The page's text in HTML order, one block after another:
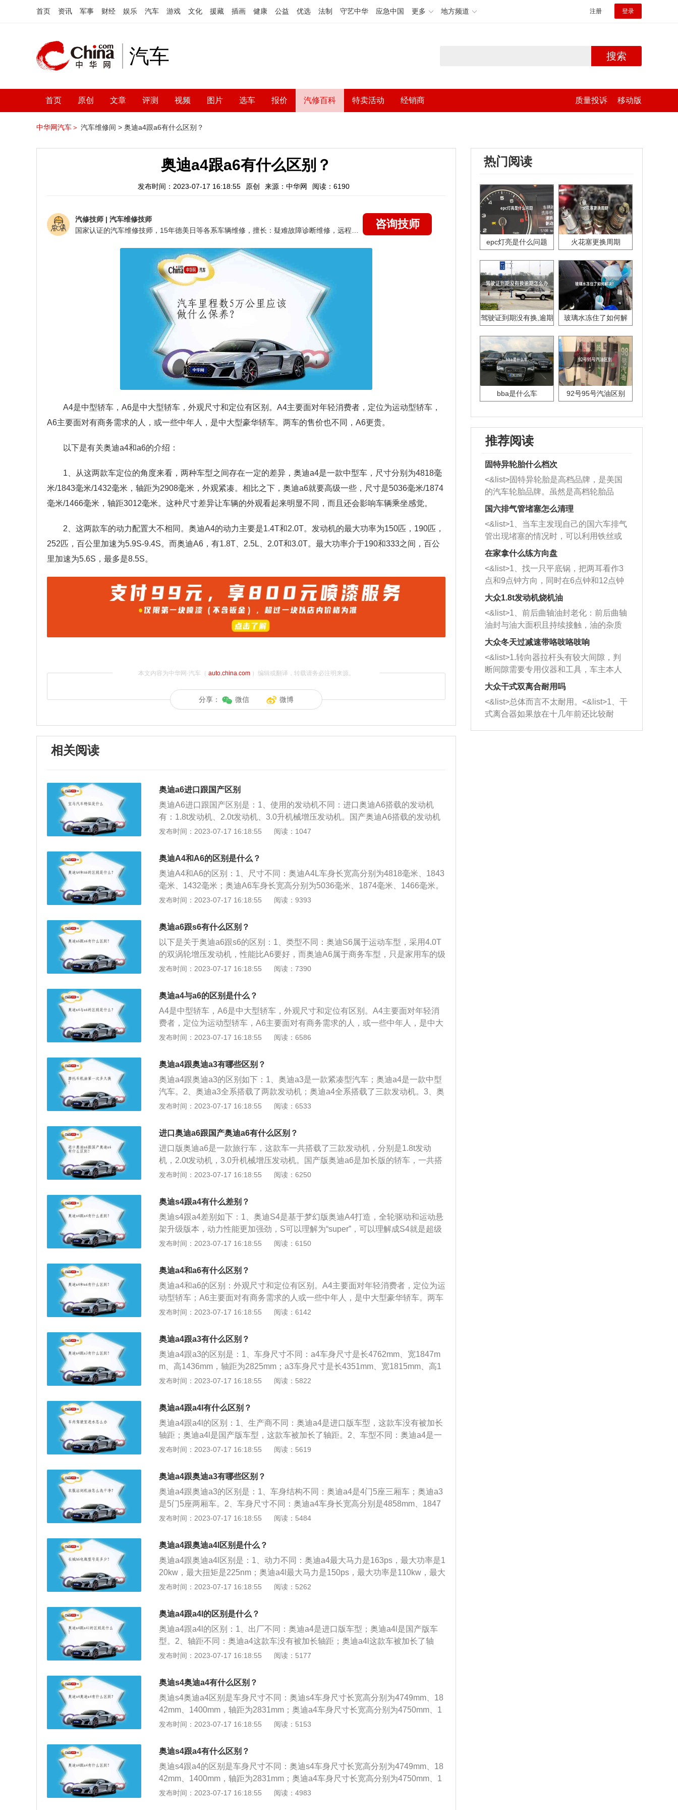
首页 资讯 军事 财经 娱乐 汽车 游戏 文化 援藏 插画 健康 公益 优选 法制 守艺中华 应急中国 更多 地方频道 注册 登录
汽车 搜索
首页 原创 文章 评测 视频 图片 选车 报价 汽修百科 特卖活动 经销商 质量投诉 移动版
中华网汽车＞ 汽车维修间 > 奥迪a4跟a6有什么区别？
奥迪a4跟a6有什么区别？
发布时间：2023-07-17 16:18:55 原创 来源：中华网 阅读：6190
汽修技师 | 汽车维修技师
咨询技师
A4是中型轿车，A6是中大型轿车，外观尺寸和定位有区别。A4主要面对年轻消费者，定位为运动型轿车，
A6主要面对有商务需求的人，或一些中年人，是中大型豪华轿车。两车的售价也不同，A6更贵。
以下是有关奥迪a4和a6的介绍：
1、从这两款车定位的角度来看，两种车型之间存在一定的差异，奥迪a4是一款中型车，尺寸分别为4818毫
米/1843毫米/1432毫米，轴距为2908毫米，外观紧凑。相比之下，奥迪a6就要高级一些，尺寸是5036毫米/1874
毫米/1466毫米，轴距3012毫米。这种尺寸差异让车辆的外观看起来明显不同，而且还会影响车辆乘坐感觉。
2、这两款车的动力配置大不相同。奥迪A4的动力主要是1.4T和2.0T。发动机的最大功率为150匹，190匹，
252匹，百公里加速为5.9S-9.4S。而奥迪A6，有1.8T、2.5L、2.0T和3.0T。最大功率介于190和333之间，百公
里加速为5.6S，最多是8.5S。
本文内容为中华网·汽车（ auto.china.com）编辑或翻译，转载请务必注明来源。
分享： 微信 微博
相关阅读
奥迪a6进口跟国产区别
奥迪A6进口跟国产区别是：1、使用的发动机不同：进口奥迪A6搭载的发动机
有：1.8t发动机、2.0t发动机、3.0升机械增压发动机。国产奥迪A6搭载的发动机
有：低功率版2.0t发动机、高功率版2.0t发动机和3.0升涡轮增压发动机。2、车型
迪A6L价格不一样：进口奥迪A6L的指导价为41.98万元至54.68万元。国产车型
指导价为40.98万至65.08万元。国产版奥迪A6的2.0t低功率发动机最大功率为14
0千瓦，最大扭矩为320牛米；高功率版2.0t发动机的最大功率为165千瓦，最大
扭矩为350牛米；3.0升涡轮增压发动机的最大功率为250千瓦，最大扭矩为500牛
米。
发布时间：2023-07-17 16:18:55 阅读：1047
奥迪A4和A6的区别是什么？
奥迪A4和A6的区别：1、尺寸不同：奥迪A4L车身长宽高分别为4818毫米、1843
毫米、1432毫米；奥迪A6车身长宽高分别为5036毫米、1874毫米、1466毫米。
2、动力不同：奥迪A4的动力主要是1.4T和2.0T；奥迪A6有1.8T、2.5L、2.0T和
机，采用全时四驱系统。奥迪A6是一款由奥迪生产的豪华汽车，有轿车和旅行车
两种车型。
发布时间：2023-07-17 16:18:55 阅读：9393
奥迪a6跟s6有什么区别？
以下是关于奥迪a6跟s6的区别：1、类型不同：奥迪S6属于运动车型，采用4.0T
的双涡轮增压发动机，性能比A6要好，而奥迪A6属于商务车型，只是家用车的级
别。2、外观不同：奥迪S6的配置是全气候大灯、高速公路灯、全LED前大灯，
不同：奥迪S6的一个显著的特点是底盘较低，并且S6装备空气悬挂系统，可以手
动调高底盘。
发布时间：2023-07-17 16:18:55 阅读：7390
奥迪a4与a6的区别是什么？
A4是中型轿车，A6是中大型轿车，外观尺寸和定位有区别。A4主要面对年轻消
费者，定位为运动型轿车，A6主要面对有商务需求的人，或一些中年人，是中大
型豪华轿车。两车的售价也不同，A6更贵。以下是有关奥迪a4和a6的介绍：1、
车，尺寸分别为4818毫米/1843毫米/1432毫米，轴距为2908毫米，外观紧凑。相
比之下，奥迪a6就要高级一些，尺寸是5036毫米/1874毫米/1466毫米，轴距301
2毫米。这种尺寸差异让车辆的外观看起来明显不同，而且还会影响车辆乘坐感
觉。2、这两款车的动力配置大不相同。奥迪A4的动力主要是1.4T和2.0T。发动
机的最大功率为150匹，190匹，252匹，百公里加速为5.9S-9.4S。而奥迪A6，
最多是8.5S。
发布时间：2023-07-17 16:18:55 阅读：6586
奥迪a4跟奥迪a3有哪些区别？
奥迪a4跟奥迪a3的区别如下：1、奥迪a3是一款紧凑型汽车；奥迪a4是一款中型
汽车。2、奥迪a3全系搭载了两款发动机；奥迪a4全系搭载了三款发动机。3、奥
迪a3有两厢版车型，奥迪a4没有。4、奥迪a4车内空间比奥迪a3大，操控和动力
85mm、1426mm；奥迪a4的长宽高为4818mm、1843mm、1432mm。
发布时间：2023-07-17 16:18:55 阅读：6533
进口奥迪a6跟国产奥迪a6有什么区别？
进口版奥迪a6是一款旅行车，这款车一共搭载了三款发动机，分别是1.8t发动
机，2.0t发动机，3.0升机械增压发动机。国产版奥迪a6是加长版的轿车，一共搭
载了三款发动机，分别是低功率版2.0t发动机，高功率版2.0t发动机，还有3.0t发
扭矩为320牛米，最大功率转速为4200到6000转每分钟，最大扭矩转速为1450到
4200转每分钟。这款发动机搭载了混合喷射技术，并且使用了铝合金缸盖和铸铁
缸体。2.高功率版2.0t发动机的最大功率为165kw，最大扭矩为350牛米，最大功
率转速为5000到6000转每分钟，最大扭矩转速为1600到4500转每分钟。这款发
动机搭载了混合喷射技术，并且使用了铝合金缸盖。
发布时间：2023-07-17 16:18:55 阅读：6250
奥迪s4跟a4有什么差别？
奥迪s4跟a4差别如下：1、奥迪S4是基于梦幻版奥迪A4打造，全轮驱动和运动悬
架升级版本，动力性能更加强劲，S可以理解为“super”，可以理解成S4就是超级
版A4。2、外观：奥迪S4相较于A4，造型更加凶狠，前脸六边形“大嘴”经过镀铬
辙，连贯式空调出风口以及8.3英寸触控屏。S4在用料方面更讲究，大面积采用N
appa真皮以及Alacantara材料，加以红色缝线点缀，运动风更足。4、尺寸：两
款车都是中型车级别，S4长4749mm、宽1842mm、高1400mm、轴距2831m
m。A4长4750mm、宽1842mm、高1433mm、轴距2828mm。A4比S4要长1m
m、高33mm，S4比A4轴距长3mm。S4是4门5座三厢车，A4是5门5座旅行车。
发布时间：2023-07-17 16:18:55 阅读：6150
奥迪a4和a6有什么区别？
奥迪a4和a6的区别：外观尺寸和定位有区别。A4主要面对年轻消费者，定位为运
动型轿车；A6主要面对有商务需求的人或一些中年人，是中大型豪华轿车。两车
的售价也不同，A6更贵。以下为详细介绍：1.定位方面：奥迪A4是一款中型车，
轿车，尺寸分别为5036毫米/1874毫米/1466毫米，轴距3012毫米。2.动力方面：
奥迪A4的动力主要是1.4T和2.0T。发动机的最大功率介于150和252匹之间，百
公里加速为5.9S-9.4S；奥迪A6有1.8T、2.5L、2.0T和3.0T。最大功率介于190和
333之间，百公里加速为5.6S-8.5S。
发布时间：2023-07-17 16:18:55 阅读：6142
奥迪a4跟a3有什么区别？
奥迪a4跟a3的区别是：1、车身尺寸不同：a4车身尺寸是长4762mm、宽1847m
m、高1436mm，轴距为2825mm；a3车身尺寸是长4351mm、宽1815mm、高1
458mm，轴距为2630mm。2、油箱容积不同：a4油箱容积为54l；a3油箱容积为
车体结构为承载式，前制动器类型是通风盘式。
发布时间：2023-07-17 16:18:55 阅读：5822
奥迪a4跟a4l有什么区别？
奥迪a4跟a4l的区别：1、生产商不同：奥迪a4是进口版车型，这款车没有被加长
轴距；奥迪a4l是国产版车型，这款车被加长了轴距。2、车型不同：奥迪a4是一
款旅行车；奥迪a4l是一款三厢轿车。3、车身尺寸不同：奥迪a4的长宽高分别为
mm、1843mm、1432mm，轴距为2908mm。奥迪a4标配奥迪专利技术quattro全
时四驱系统，为车辆提供了双倍附着力。
发布时间：2023-07-17 16:18:55 阅读：5619
奥迪a4跟奥迪a3有哪些区别？
奥迪a4跟奥迪a3的区别是：1、车身结构不同：奥迪a4是4门5座三厢车；奥迪a3
是5门5座两厢车。2、车身尺寸不同：奥迪a4车身长宽高分别是4858mm、1847
mm、1439mm；奥迪a3车身长宽高分别是4351mm、1815mm、1458mm。3、
同：奥迪a4前后悬架都是五连杆独立悬架；奥迪a3前悬架类型是麦弗逊式独立悬
架，后悬架是多连杆式独立悬架。
发布时间：2023-07-17 16:18:55 阅读：5484
奥迪a4跟奥迪a4l区别是什么？
奥迪a4跟奥迪a4l区别是：1、动力不同：奥迪a4最大马力是163ps，最大功率是1
20kw，最大扭矩是225nm；奥迪a4l最大马力是150ps，最大功率是110kw，最大
扭矩是270nm。2、轮胎型号不同：奥迪a4轮胎型号是215/55r16；奥迪a4l轮胎
mm、1427mm；奥迪a4l车身长宽高分别是：4858mm、1847mm、1439mm。
发布时间：2023-07-17 16:18:55 阅读：5262
奥迪a4跟a4l的区别是什么？
奥迪a4跟a4l的区别：1、出厂不同：奥迪a4是进口版车型；奥迪a4l是国产版车
型。2、轴距不同：奥迪a4这款车没有被加长轴距；奥迪a4l这款车被加长了轴
距。3、车型定位不同：奥迪a4是一款旅行车；奥迪a4l是一款三厢轿车。奥迪a4
项安全设备为乘员创造了理想的安全环境，达到各项国际被动安全标准。
发布时间：2023-07-17 16:18:55 阅读：5177
奥迪s4奥迪a4有什么区别？
奥迪s4奥迪a4区别是车身尺寸不同：奥迪s4车身尺寸长宽高分别为4749mm、18
42mm、1400mm，轴距为2831mm；奥迪a4车身尺寸长宽高分别为4750mm、1
842mm、1433mm，轴距为2828mm。配置方面，奥迪s4配备了quattro全时四轮
皮运动型方向盘、具阳光感应的自动恒温空调、行车信息显示及旅程计算机、Sid
eguard头部安全气囊等配置。
发布时间：2023-07-17 16:18:55 阅读：5153
奥迪s4跟a4有什么区别？
奥迪s4跟a4的区别是车身尺寸不同：奥迪s4车身尺寸长宽高分别为4749mm、18
42mm、1400mm，轴距为2831mm；奥迪a4车身尺寸长宽高分别为4750mm、1
842mm、1433mm，轴距为2828mm。外观方面，奥迪s4全新样式的六边形散热
发布时间：2023-07-17 16:18:55 阅读：4983
热门阅读
epc灯亮是什么问题 火花塞更换周期
驾驶证到期没有换,逾期
玻璃水冻住了如何解
bba是什么车 92号95号汽油区别
推荐阅读
固特异轮胎什么档次
<&list>固特异轮胎是高档品牌，是美国
的汽车轮胎品牌。虽然是高档轮胎品
牌，但是中高低端的轮胎都有生产，这
也是为了更好的开拓市场。
国六排气管堵塞怎么清理
<&list>1、当车主发现自己的国六车排气
管出现堵塞的情况时，可以利用铁丝或
者是细棍，直接将杂物给取出来，如果
堵塞情况比较严重，也可以采取应急措
施。 <&list>2、直接利用木棍将所有的
杂物推到排气管里面的位置处，然后将
三元催化器拆解开，就可以将堵塞的东
西取出来。但如果是因为积碳过多引起
的堵塞，就需要将三元催化器泡在草酸
洗剂对堵塞的情况得到解决，将清洗剂
放在燃油箱中，与燃油混合后，车辆启
动时，就可以和汽油一起进入到燃烧
室，最后形成废气排出，就可以让三元
催化器得到清洗，排气管堵塞的情况就
能够得到解决。
在家拿什么练方向盘
<&list>1、找一只平底锅，把两耳看作3
点和9点钟方向，同时在6点钟和12点钟
方向做一个标记。 <&list>2、双手握住
一圈半的练习，往右同样也要打相同的
圈数。 <&list>3、最后强调要反复练
习，这样就可以形成肌肉记忆，在真实
驾驶车辆时，不需要记忆也能打好方
向。
大众1.8t发动机烧机油
<&list>1、前后曲轴油封老化：前后曲轴
油封与油大面积且持续接触，油的杂质
和发动机内持续温度变化使其密封效果
逐渐减弱，导致渗油或漏油。<&list>2、
活塞间隙过大：积碳会使活塞环与缸体
的间隙扩大，导致机油流入燃烧室中，
造成烧机油。<&list>3、机油粘度。使用
机油粘度过小的话，同样会有烧机油现
象，机油粘度过小具有很好的流动性，
大众冬天过减速带咯吱咯吱响
<&list>1.转向器拉杆头有较大间隙，判
断间隙需要专用仪器和工具，车主本人
无法制作，需要将车辆送到修理厂或4s
店；<&list>2.车辆半轴套管防尘罩破
裂，破裂后会出现漏油现象，使半轴磨
损严重，磨损的半轴容易损坏，产生异
响；<&list>3.稳定器的转向胶套和球头
大众干式双离合耐用吗
<&list>总体而言不太耐用。<&list>1、干
式离合器如果放在十几年前还比较耐